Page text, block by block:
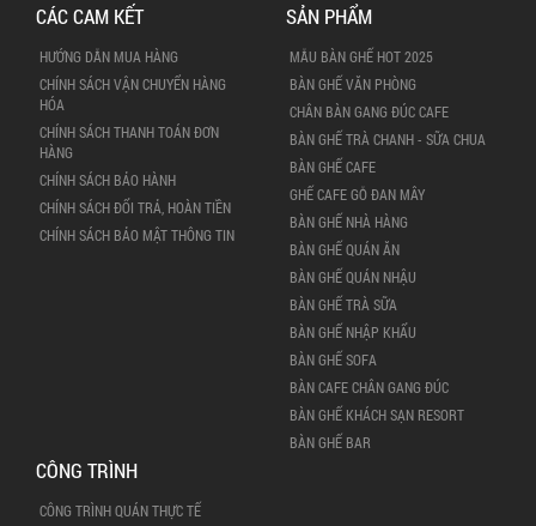
CÁC CAM KẾT
HƯỚNG DẪN MUA HÀNG
CHÍNH SÁCH VẬN CHUYỂN HÀNG
HÓA
CHÍNH SÁCH THANH TOÁN ĐƠN
HÀNG
CHÍNH SÁCH BẢO HÀNH
CHÍNH SÁCH ĐỔI TRẢ, HOÀN TIỀN
CHÍNH SÁCH BẢO MẬT THÔNG TIN
SẢN PHẨM
MẪU BÀN GHẾ HOT 2025
BÀN GHẾ VĂN PHÒNG
CHÂN BÀN GANG ĐÚC CAFE
BÀN GHẾ TRÀ CHANH - SỮA CHUA
BÀN GHẾ CAFE
GHẾ CAFE GỖ ĐAN MÂY
BÀN GHẾ NHÀ HÀNG
BÀN GHẾ QUÁN ĂN
BÀN GHẾ QUÁN NHẬU
BÀN GHẾ TRÀ SỮA
BÀN GHẾ NHẬP KHẨU
BÀN GHẾ SOFA
BÀN CAFE CHÂN GANG ĐÚC
BÀN GHẾ KHÁCH SẠN RESORT
BÀN GHẾ BAR
CÔNG TRÌNH
CÔNG TRÌNH QUÁN THỰC TẾ